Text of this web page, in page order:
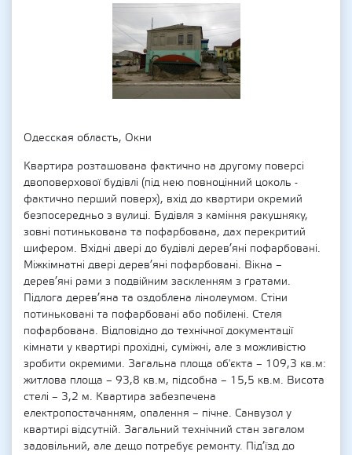
Одесская область, Окни
Квартира розташована фактично на другому поверсі
двоповерхової будівлі (під нею повноцінний цоколь -
фактично перший поверх), вхід до квартири окремий
безпосередньо з вулиці. Будівля з каміння ракушняку,
зовні потинькована та пофарбована, дах перекритий
шифером. Вхідні двері до будівлі дерев’яні пофарбовані.
Міжкімнатні двері дерев’яні пофарбовані. Вікна –
дерев’яні рами з подвійним заскленням з ґратами.
Підлога дерев’яна та оздоблена лінолеумом. Стіни
потиньковані та пофарбовані або побілені. Стеля
пофарбована. Відповідно до технічної документації
кімнати у квартирі прохідні, суміжні, але з можливістю
зробити окремими. Загальна площа об'єкта – 109,3 кв.м:
житлова площа – 93,8 кв.м, підсобна – 15,5 кв.м. Висота
стелі – 3,2 м. Квартира забезпечена
електропостачанням, опалення – пічне. Санвузол у
квартирі відсутній. Загальний технічний стан загалом
задовільний, але дещо потребує ремонту. Під’їзд до